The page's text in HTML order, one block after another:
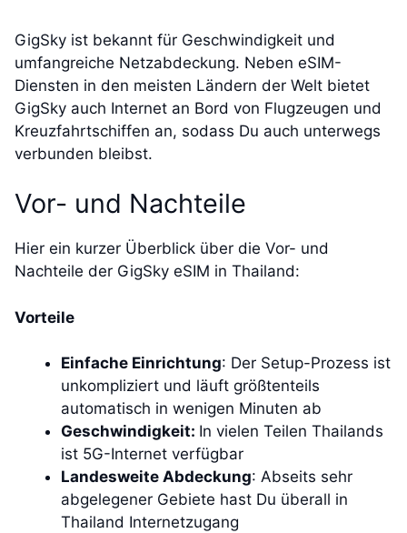
GigSky ist bekannt für Geschwindigkeit und
umfangreiche Netzabdeckung. Neben eSIM-
Diensten in den meisten Ländern der Welt bietet
GigSky auch Internet an Bord von Flugzeugen und
Kreuzfahrtschiffen an, sodass Du auch unterwegs
verbunden bleibst.
Vor- und Nachteile
Hier ein kurzer Überblick über die Vor- und
Nachteile der GigSky eSIM in Thailand:
Vorteile
Einfache Einrichtung: Der Setup-Prozess ist
unkompliziert und läuft größtenteils
automatisch in wenigen Minuten ab
Geschwindigkeit: In vielen Teilen Thailands
ist 5G-Internet verfügbar
Landesweite Abdeckung: Abseits sehr
abgelegener Gebiete hast Du überall in
Thailand Internetzugang